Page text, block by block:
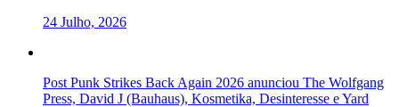
24 Julho, 2026
Post Punk Strikes Back Again 2026 anunciou The Wolfgang
Press, David J (Bauhaus), Kosmetika, Desinteresse e Yard